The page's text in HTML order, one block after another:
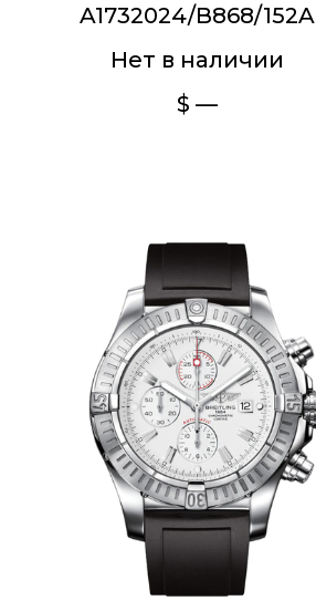
A1732024/B868/152A
Нет в наличии
$ —